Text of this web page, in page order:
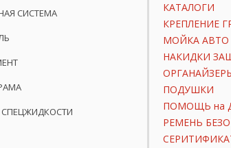
СИСТЕМА
КАТАЛОГИ
КРЕПЛЕНИЕ
МОЙКА АВТО
НАКИДКИ
ПОДУШКИ
ПОМОЩЬ на
РЕМЕНЬ